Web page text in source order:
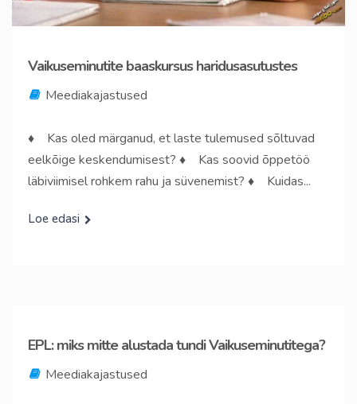
Vaikuseminutite baaskursus haridusasutustes
Meediakajastused
♦ Kas oled märganud, et laste tulemused sõltuvad
eelkõige keskendumisest? ♦ Kas soovid õppetöö
läbiviimisel rohkem rahu ja süvenemist? ♦ Kuidas...
Loe edasi
EPL: miks mitte alustada tundi Vaikuseminutitega?
Meediakajastused